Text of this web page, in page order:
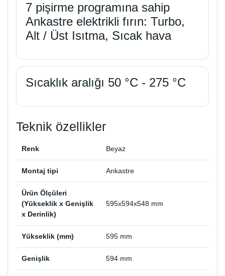
7 pişirme programına sahip
Ankastre elektrikli fırın: Turbo,
Alt / Üst Isıtma, Sıcak hava
Sıcaklık aralığı 50 °C - 275 °C
Teknik özellikler
Renk Beyaz
Montaj tipi Ankastre
Ürün Ölçüleri
(Yükseklik x Genişlik
x Derinlik)
595x594x548 mm
Yükseklik (mm) 595 mm
Genişlik 594 mm